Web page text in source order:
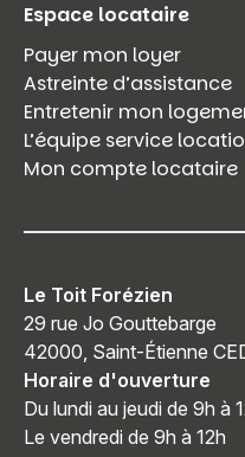
Espace locataire
Payer mon loyer
Astreinte d’assistance
Entretenir mon
L’équipe service
Mon compte locataire
Le Toit Forézien
29 rue Jo Gouttebarge
42000, Saint-Étienne
Horaire d'ouverture
Du lundi au jeudi de 9h à
Le vendredi de 9h à 12h